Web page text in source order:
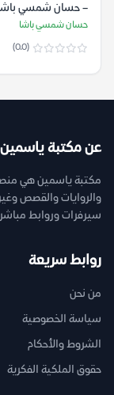
– حسان شمسي
حسان شمسي باشا
(0.0)
عن مكتبة ياسمين
مكتبة ياسمين هي منصة
سيرفرات وروابط
روابط سريعة
من نحن
سياسة الخصوصية
الشروط والأحكام
حقوق الملكية الفكرية